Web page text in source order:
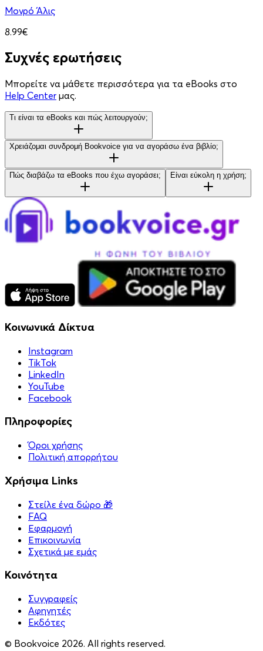
Μονρό Άλις
8.99€
Συχνές ερωτήσεις
Μπορείτε να μάθετε περισσότερα για τα eBooks στο
Help Center μας.
Τι είναι τα eBooks και πώς λειτουργούν;
Χρειάζομαι συνδρομή Bookvoice για να αγοράσω ένα βιβλίο;
Πώς διαβάζω τα eBooks που έχω αγοράσει; Είναι εύκολη η χρήση;
Κοινωνικά Δίκτυα
Instagram
TikTok
LinkedIn
YouTube
Facebook
Πληροφορίες
Όροι χρήσης
Πολιτική απορρήτου
Χρήσιμα Links
Στείλε ένα δώρο 🎁
FAQ
Εφαρμογή
Επικοινωνία
Σχετικά με εμάς
Κοινότητα
Συγγραφείς
Αφηγητές
Eκδότες
© Bookvoice 2026. All rights reserved.